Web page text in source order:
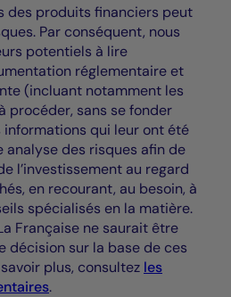
des produits financiers peut
Par conséquent, nous
potentiels à lire
réglementaire et
(incluant notamment les
procéder, sans se fonder
qui leur ont été
analyse des risques afin de
l’investissement au regard
en recourant, au besoin, à
spécialisés en la matière.
Française ne saurait être
décision sur la base de ces
plus, consultez les
.